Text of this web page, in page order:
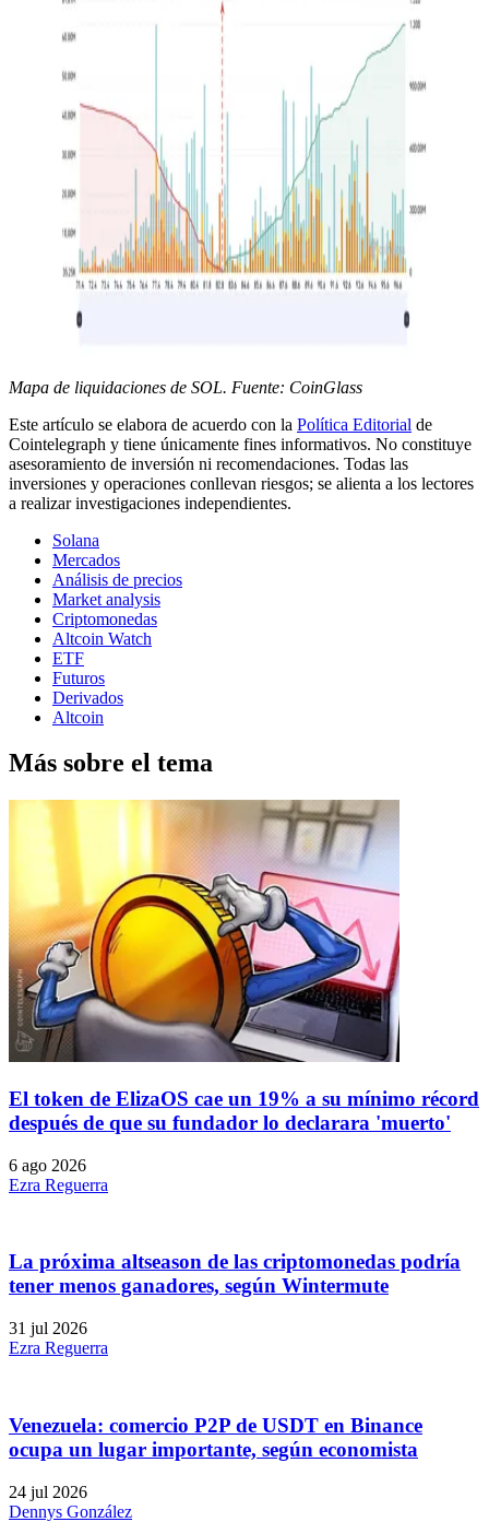
Mapa de liquidaciones de SOL. Fuente: CoinGlass
Este artículo se elabora de acuerdo con la Política Editorial de
Cointelegraph y tiene únicamente fines informativos. No constituye
asesoramiento de inversión ni recomendaciones. Todas las
inversiones y operaciones conllevan riesgos; se alienta a los lectores
a realizar investigaciones independientes.
Solana
Mercados
Análisis de precios
Market analysis
Criptomonedas
Altcoin Watch
ETF
Futuros
Derivados
Altcoin
Más sobre el tema
El token de ElizaOS cae un 19% a su mínimo récord
después de que su fundador lo declarara 'muerto'
6 ago 2026
Ezra Reguerra
La próxima altseason de las criptomonedas podría
tener menos ganadores, según Wintermute
31 jul 2026
Ezra Reguerra
Venezuela: comercio P2P de USDT en Binance
ocupa un lugar importante, según economista
24 jul 2026
Dennys González